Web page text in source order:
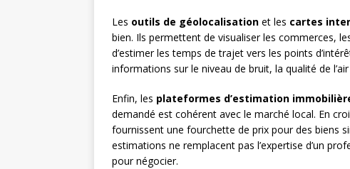
Les outils de géolocalisation et les cartes
bien. Ils permettent de visualiser les commerces,
d’estimer les temps de trajet vers les points
informations sur le niveau de bruit, la qualité de
Enfin, les plateformes d’estimation
demandé est cohérent avec le marché local. En
fournissent une fourchette de prix pour des biens
estimations ne remplacent pas l’expertise d’un
pour négocier.